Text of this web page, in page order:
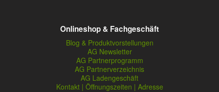
Onlineshop & Fachgeschäft
Blog & Produktvorstellungen
AG Newsletter
AG Partnerprogramm
AG Partnerverzeichnis
AG Ladengeschäft
Kontakt | Öffnungszeiten | Adresse